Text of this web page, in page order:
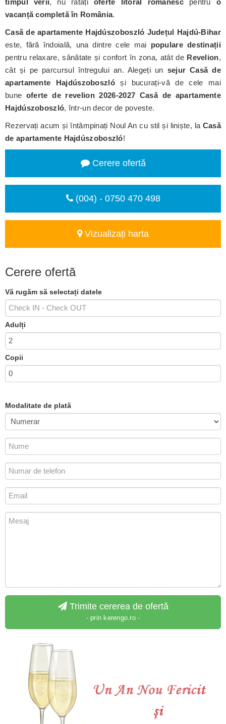
vacanță completă în România.
Casă de apartamente Hajdúszoboszló Județul Hajdú-Bihar
este, fără îndoială, una dintre cele mai populare destinații
pentru relaxare, sănătate și confort în zona, atât de Revelion,
cât și pe parcursul întregului an. Alegeți un sejur Casă de
apartamente Hajdúszoboszlóși bucurați-vă de cele mai
bune oferte de revelion 2026-2027 Casă de apartamente
Hajdúszoboszló, într-un decor de poveste.
Rezervați acum și întâmpinați Noul An cu stil și liniște, la Casă
de apartamente Hajdúszoboszló!
Cerere ofertă
(004) - 0750 470 498
Vizualizați harta
Cerere ofertă
Vă rugăm să selectați datele
Adulți
Copii
Modalitate de plată
Trimite cererea de ofertă
- prin kerengo.ro -